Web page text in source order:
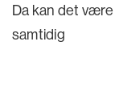
Da kan det
samtidig